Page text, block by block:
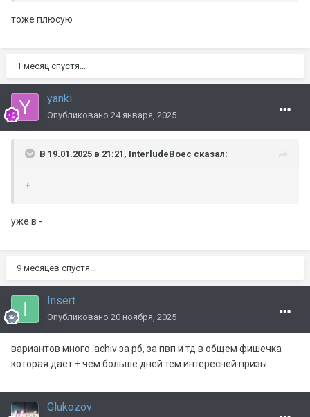
тоже плюсую
1 месяц спустя...
yanki
Опубликовано 24 января, 2025
В 19.01.2025 в 21:21, InterludeBoec сказал:
+
уже в -
9 месяцев спустя...
Insert
Опубликовано 20 ноября, 2025
вариантов много .achiv за рб, за пвп и тд в общем фишечка
которая даёт + чем больше дней тем интересней призы...
Glukozov